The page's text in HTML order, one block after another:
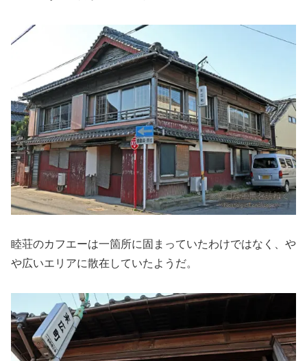
睦荘のカフエーは一箇所に固まっていたわけではなく、や
や広いエリアに散在していたようだ。